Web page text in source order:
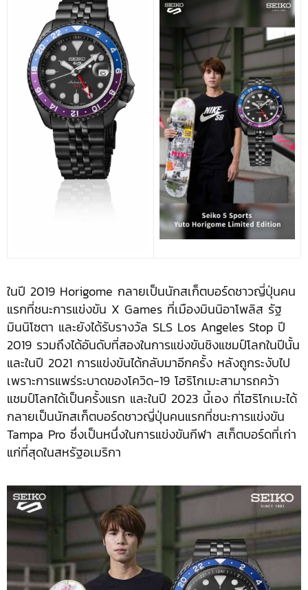
ในปี 2019 Horigome กลายเป็นนักสเก็ตบอร์ดชาวญี่ปุ่นคน
แรกที่ชนะการแข่งขัน X Games ที่เมืองมินนิอาโพลิส รัฐ
มินนิโซตา และยังได้รับรางวัล SLS Los Angeles Stop ปี
2019 รวมถึงได้อันดับที่สองในการแข่งขันชิงแชมป์โลกในปีนั้น
และในปี 2021 การแข่งขันได้กลับมาอีกครั้ง หลังถูกระงับไป
เพราะการแพร่ระบาดของโควิด-19 โฮริโกเมะสามารถคว้า
แชมป์โลกได้เป็นครั้งแรก และในปี 2023 นี้เอง ที่โฮริโกเมะได้
กลายเป็นนักสเก็ตบอร์ดชาวญี่ปุ่นคนแรกที่ชนะการแข่งขัน
Tampa Pro ซึ่งเป็นหนึ่งในการแข่งขันกีฬา สเก็ตบอร์ดที่เก่า
แก่ที่สุดในสหรัฐอเมริกา